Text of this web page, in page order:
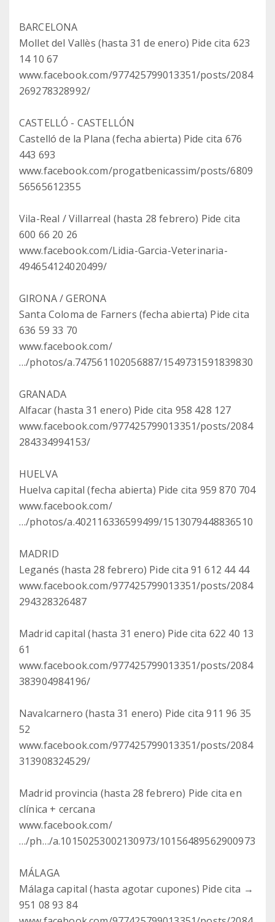
BARCELONA
Mollet del Vallès (hasta 31 de enero) Pide cita 623
14 10 67
www.facebook.com/977425799013351/posts/2084
269278328992/
CASTELLÓ - CASTELLÓN
Castelló de la Plana (fecha abierta) Pide cita 676
443 693
www.facebook.com/progatbenicassim/posts/6809
56565612355
Vila-Real / Villarreal (hasta 28 febrero) Pide cita
600 66 20 26
www.facebook.com/Lidia-Garcia-Veterinaria-
494654124020499/
GIRONA / GERONA
Santa Coloma de Farners (fecha abierta) Pide cita
636 59 33 70
www.facebook.com/
…/photos/a.747561102056887/1549731591839830
GRANADA
Alfacar (hasta 31 enero) Pide cita 958 428 127
www.facebook.com/977425799013351/posts/2084
284334994153/
HUELVA
Huelva capital (fecha abierta) Pide cita 959 870 704
www.facebook.com/
…/photos/a.402116336599499/1513079448836510
MADRID
Leganés (hasta 28 febrero) Pide cita 91 612 44 44
www.facebook.com/977425799013351/posts/2084
294328326487
Madrid capital (hasta 31 enero) Pide cita 622 40 13
61
www.facebook.com/977425799013351/posts/2084
383904984196/
Navalcarnero (hasta 31 enero) Pide cita 911 96 35
52
www.facebook.com/977425799013351/posts/2084
313908324529/
Madrid provincia (hasta 28 febrero) Pide cita en
clínica + cercana
www.facebook.com/
…/ph…/a.10150253002130973/10156489562900973
MÁLAGA
Málaga capital (hasta agotar cupones) Pide cita →
951 08 93 84